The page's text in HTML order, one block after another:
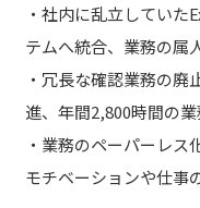
・社内に乱立していた
テムへ統合、業務の属
・冗長な確認業務の
進、年間2,800時間の
・業務のペーパーレ
モチベーションや仕事